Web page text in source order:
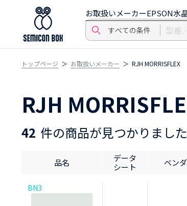
お取扱いメーカーEPSON水
トップページ お取扱いメーカー RJH MORRISFLEX
RJH
42 件の商品が見つかりました
品名
データ
シート
ベン
BN3